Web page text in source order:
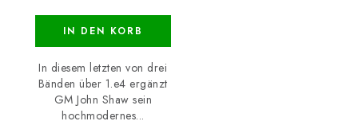
IN DEN KORB
In diesem letzten von drei
Bänden über 1.e4 ergänzt
GM John Shaw sein
hochmodernes...